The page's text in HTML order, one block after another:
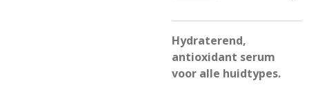
Hydraterend,
antioxidant serum
voor alle huidtypes.